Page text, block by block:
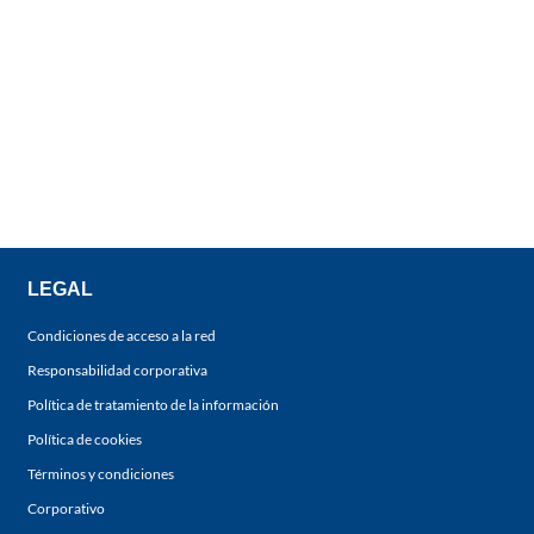
LEGAL
Condiciones de acceso a la red
Responsabilidad corporativa
Política de tratamiento de la información
Política de cookies
Términos y condiciones
Corporativo